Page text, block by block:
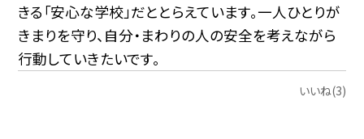
きる「安心な学校」だととらえています。一人ひとりが
きまりを守り、自分・まわりの人の安全を考えながら
行動していきたいです。
いいね(3)